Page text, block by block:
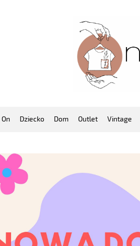
On Dziecko Dom Outlet Vintage